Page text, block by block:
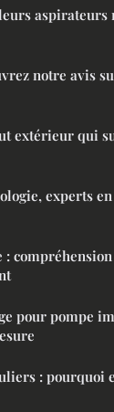
aspirateurs
notre avis
extérieur qui
experts en
compréhension
pour pompe
: pourquoi